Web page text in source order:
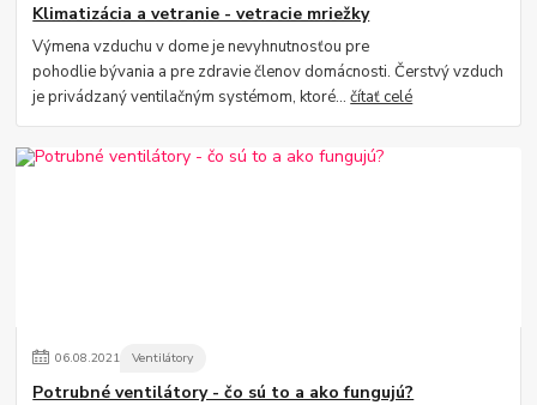
Klimatizácia a vetranie - vetracie mriežky
Výmena vzduchu v dome je nevyhnutnosťou pre
pohodlie bývania a pre zdravie členov domácnosti. Čerstvý vzduch
je privádzaný ventilačným systémom, ktoré...čítať celé
06.08.2021 Ventilátory
Potrubné ventilátory - čo sú to a ako fungujú?